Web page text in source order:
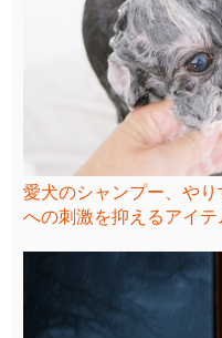
愛犬のシャンプー、や
への刺激を抑えるアイテ